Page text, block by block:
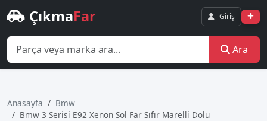
ÇıkmaFar Giriş
Ara
Anasayfa
Bmw
Bmw 3 Seri̇si̇ E92 Xenon Sol Far Sıfır Marelli̇ Dolu